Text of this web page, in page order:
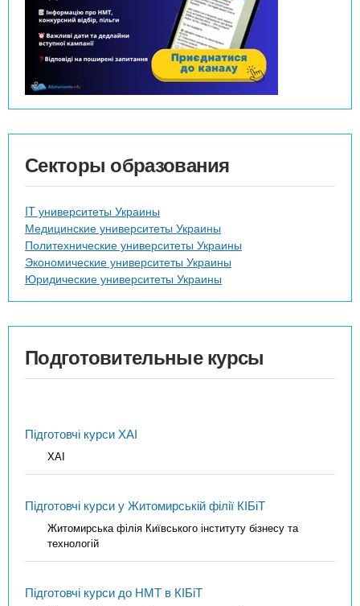
Секторы образования
IT университеты Украины
Медицинские университеты Украины
Политехнические университеты Украины
Экономические университеты Украины
Юридические университеты Украины
Подготовительные курсы
Підготовчі курси ХАІ
ХАІ
Підготовчі курси у Житомирській філії КІБіТ
Житомирська філія Київського інституту бізнесу та
технологій
Підготовчі курси до НМТ в КІБіТ